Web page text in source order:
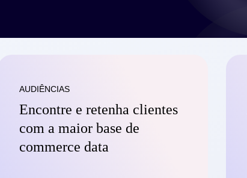
AUDIÊNCIAS
Encontre e retenha clientes
com a maior base de
commerce data